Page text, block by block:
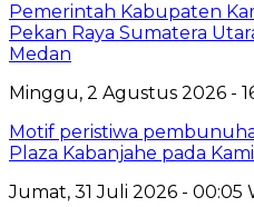
Pemerintah Kabupaten
Pekan Raya Sumatera
Medan
Minggu, 2 Agustus 2026 -
Motif peristiwa
Plaza Kabanjahe pada
Jumat, 31 Juli 2026 - 00:05